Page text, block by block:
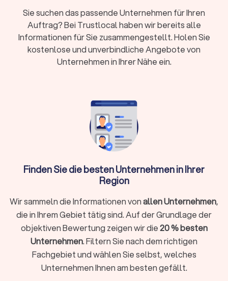
→Licht- und Tontechnik
Moderation
individuelle Playlists
Beratung zur Musikplanung
Auf- und Abbau der Ausrüstung
professionelle DJsarbeiten zusätzlich mit Live-
Musikern zusammen oder bieten Entertainment-Extras wie
Fotoboxen
an. Auf Trustlocal finden Sie einen für Sie
passenden professionellen DJ-Service, der Ihre
Veranstaltung mit dem perfekten Soundtrack untermalt und
für die richtige Stimmung sorgt.
Was kostet ein DJ in Malente?
DJs arbeiten häufig mit Paketpreisen. Das bedeutet, Sie
bezahlen pauschal für einen Auftritt von einer bestimmten
Stundenanzahl, zum Beispiel zwei oder acht Stunden.
Sie suchen das passende Unternehmen für Ihren
Auftrag? Bei Trustlocal haben wir bereits alle
Informationen für Sie zusammengestellt. Holen Sie
kostenlose und unverbindliche Angebote von
Unternehmen in Ihrer Nähe ein.
Finden Sie die besten Unternehmen in Ihrer
Region
Wir sammeln die Informationen vonallen Unternehmen,
die in Ihrem Gebiet tätig sind. Auf der Grundlage der
objektiven Bewertung zeigen wir die20 % besten
Unternehmen. Filtern Sie nach dem richtigen
Fachgebiet und wählen Sie selbst, welches
Unternehmen Ihnen am besten gefällt.